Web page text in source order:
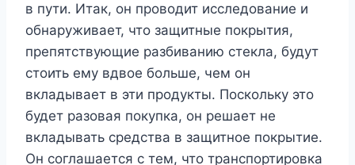
в пути. Итак, он проводит исследование и
обнаруживает, что защитные покрытия,
препятствующие разбиванию стекла, будут
стоить ему вдвое больше, чем он
вкладывает в эти продукты. Поскольку это
будет разовая покупка, он решает не
вкладывать средства в защитное покрытие.
Он соглашается с тем, что транспортировка